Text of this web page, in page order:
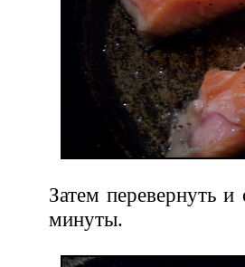
Затем перевернуть
минуты.